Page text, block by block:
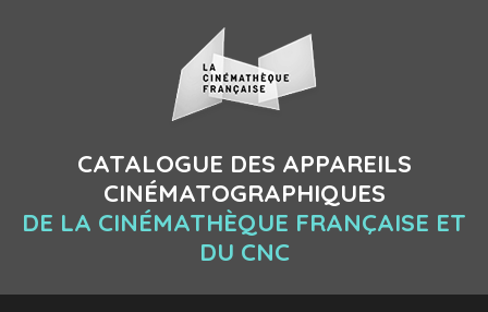
CATALOGUE DES APPAREILS
CINÉMATOGRAPHIQUES
DE LA CINÉMATHÈQUE FRANÇAISE ET
DU CNC